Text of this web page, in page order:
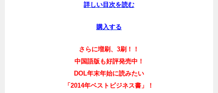
詳しい目次を読む
購入する
さらに増刷、3刷！！
中国語版も好評発売中！
DOL年末年始に読みたい
「2014年ベストビジネス書」！